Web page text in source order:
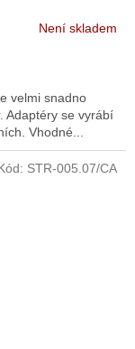
Není skladem
velmi snadno
Adaptéry se vyrábí
Vhodné...
STR-005.07/CA